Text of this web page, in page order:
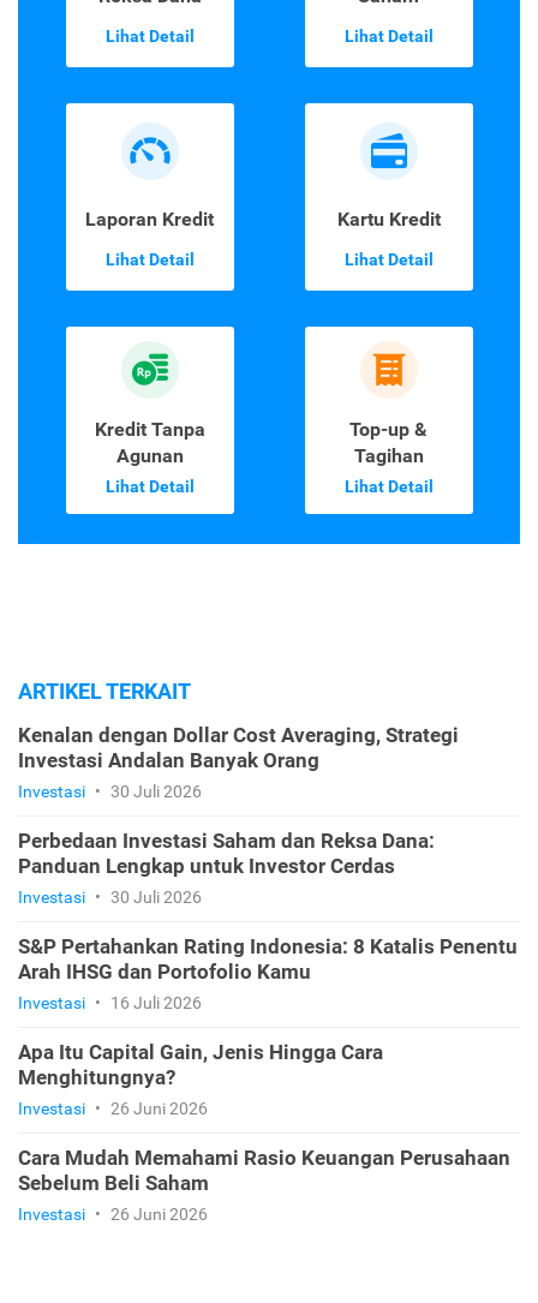
Lihat Detail Lihat Detail
Laporan Kredit
Lihat Detail
Kartu Kredit
Lihat Detail
Kredit Tanpa
Agunan
Lihat Detail
Top-up &
Tagihan
Lihat Detail
ARTIKEL TERKAIT
Kenalan dengan Dollar Cost Averaging, Strategi
Investasi Andalan Banyak Orang
Investasi • 30 Juli 2026
Perbedaan Investasi Saham dan Reksa Dana:
Panduan Lengkap untuk Investor Cerdas
Investasi • 30 Juli 2026
S&P Pertahankan Rating Indonesia: 8 Katalis Penentu
Arah IHSG dan Portofolio Kamu
Investasi • 16 Juli 2026
Apa Itu Capital Gain, Jenis Hingga Cara
Menghitungnya?
Investasi • 26 Juni 2026
Cara Mudah Memahami Rasio Keuangan Perusahaan
Sebelum Beli Saham
Investasi • 26 Juni 2026